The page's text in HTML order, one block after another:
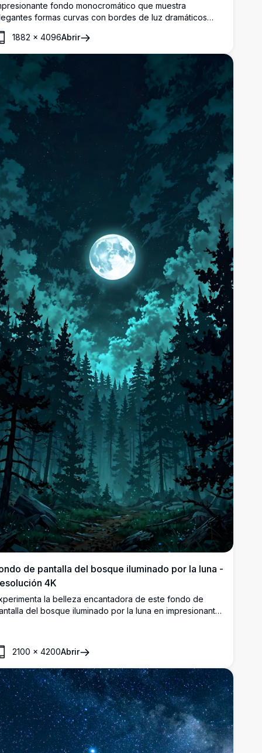
fondo monocromático que muestra
formas curvas con bordes de luz dramáticos
fondo negro profundo. Presenta degradados
y formas geométricas sofisticadas creando una
minimalista premium. Fondo perfecto de ultra alta
para dispositivos iPhone e iOS con atractivo
moderno.
1882 × 4096Abrir
de pantalla del bosque iluminado por la luna -
4K
la belleza encantadora de este fondo de
del bosque iluminado por la luna en impresionante
estrellado, esta imagen de alta calidad es perfecta
pantallas de escritorio o móviles. Sumérgete en la
serena y mística con visuales nítidos y
2100 × 4200Abrir